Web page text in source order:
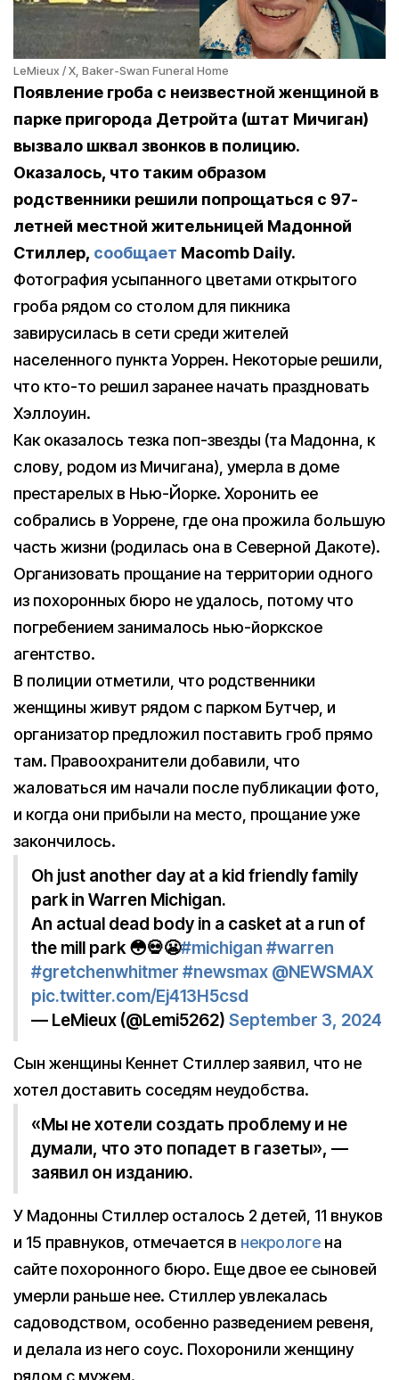
LeMieux / X, Baker-Swan Funeral Home
Появление гроба с неизвестной женщиной в
парке пригорода Детройта (штат Мичиган)
вызвало шквал звонков в полицию.
Оказалось, что таким образом
родственники решили попрощаться с 97-
летней местной жительницей Мадонной
Стиллер, сообщает Macomb Daily.
Фотография усыпанного цветами открытого
гроба рядом со столом для пикника
завирусилась в сети среди жителей
населенного пункта Уоррен. Некоторые решили,
что кто-то решил заранее начать праздновать
Хэллоуин.
Как оказалось тезка поп-звезды (та Мадонна, к
слову, родом из Мичигана), умерла в доме
престарелых в Нью-Йорке. Хоронить ее
собрались в Уоррене, где она прожила большую
часть жизни (родилась она в Северной Дакоте).
Организовать прощание на территории одного
из похоронных бюро не удалось, потому что
погребением занималось нью-йоркское
агентство.
В полиции отметили, что родственники
женщины живут рядом с парком Бутчер, и
организатор предложил поставить гроб прямо
там. Правоохранители добавили, что
жаловаться им начали после публикации фото,
и когда они прибыли на место, прощание уже
закончилось.
Oh just another day at a kid friendly family
park in Warren Michigan.
An actual dead body in a casket at a run of
the mill park 😳💀😬#michigan #warren
#gretchenwhitmer #newsmax @NEWSMAX
pic.twitter.com/Ej413H5csd
— LeMieux (@Lemi5262) September 3, 2024
Сын женщины Кеннет Стиллер заявил, что не
хотел доставить соседям неудобства.
«Мы не хотели создать проблему и не
думали, что это попадет в газеты», —
заявил он изданию.
У Мадонны Стиллер осталось 2 детей, 11 внуков
и 15 правнуков, отмечается в некрологе на
сайте похоронного бюро. Еще двое ее сыновей
умерли раньше нее. Стиллер увлекалась
садоводством, особенно разведением ревеня,
и делала из него соус. Похоронили женщину